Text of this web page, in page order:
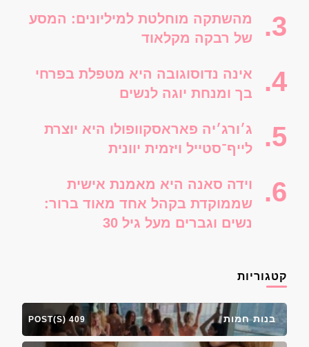
מהשתקה מוחלטת למיליונים: המסע
של רבקה מקלאוד
אינה נדוסוגובה היא מטפלת בפרחי
בך ומנחת יוגה לנשים
ג׳ורג׳יה פאראסקוופולו היא יוצרת
לייף־סטייל ויזמית יוונית
וידה סאנה היא מאמנת אישית
שממוקדת בקהל אחד מאוד ברור:
נשים וגברים מעל גיל 30
קטגוריות
בנות חמות 409 POST(S)